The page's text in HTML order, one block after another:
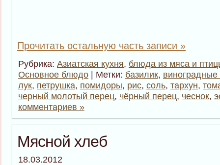
Прочитать остальную часть записи »
Рубрика: Азиатская кухня, блюда из мяса и
Основное блюдо | Метки: базилик, виноградные
лук, петрушка, помидоры, рис, соль, тархун,
черный молотый перец, чёрный перец, чеснок,
комментариев »
Мясной хлеб
18.03.2012